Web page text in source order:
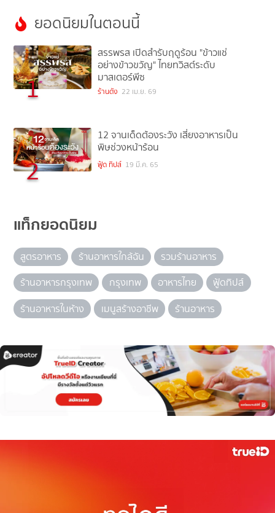
ยอดนิยมในตอนนี้
1
สรรพรส เปิดสำรับฤดูร้อน "ข้าวแช่
อย่างข้าวขวัญ" ไทยทวิสต์ระดับ
มาสเตอร์พีซ
ร้านดัง 22 เม.ย. 69
2
12 จานเด็ดต้องระวัง เสี่ยงอาหารเป็น
พิษช่วงหน้าร้อน
ฟู้ด ทิปส์ 19 มี.ค. 65
แท็กยอดนิยม
สูตรอาหาร ร้านอาหารใกล้ฉัน
รวมร้านอาหาร
ร้านอาหารกรุงเทพ
กรุงเทพ อาหารไทย
ฟู้ดทิปส์
ร้านอาหารในห้าง
เมนูสร้างอาชีพ ร้านอาหาร